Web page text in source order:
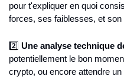
pour t'expliquer en quoi
forces, ses faiblesses, et
2️⃣ Une analyse technique
potentiellement le bon
crypto, ou encore attendre